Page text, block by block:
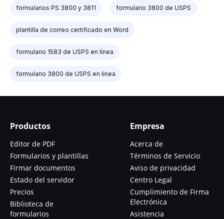
formularios PS 3800 y 3811 formulario 3800 de USPS
plantilla de correo certificado en Word
formulario 1583 de USPS en línea
formulario 3800 de USPS en línea
Productos
Editor de PDF
Formularios y plantillas
Firmar documentos
Estado del servidor
Precios
Biblioteca de
formularios
Empresa
Acerca de
Términos de Servicio
Aviso de privacidad
Centro Legal
Cumplimiento de Firma
Electrónica
Asistencia